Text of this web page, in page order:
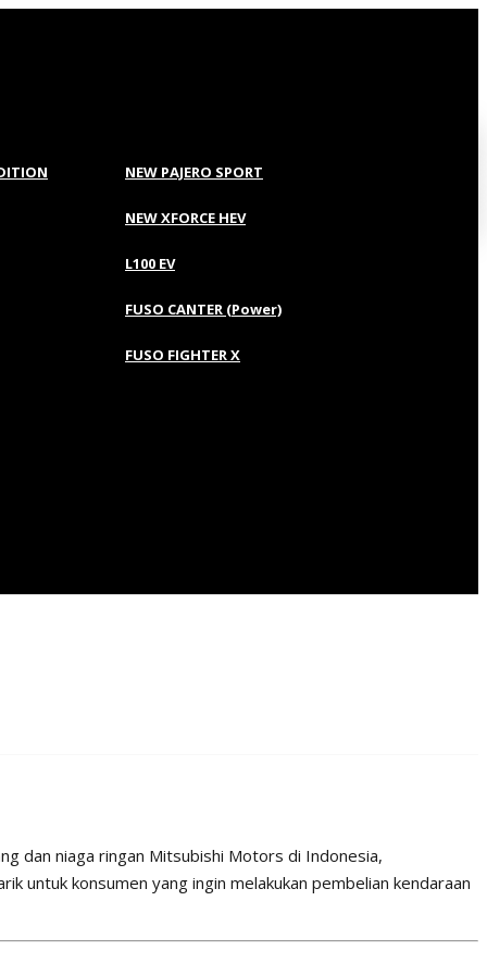
NEW PAJERO SPORT
NEW XFORCE HEV
L100 EV
FUSO CANTER (Power)
FUSO FIGHTER X
dan niaga ringan Mitsubishi Motors di Indonesia,
untuk konsumen yang ingin melakukan pembelian kendaraan